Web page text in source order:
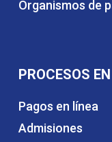
Organismos de
PROCESOS
Pagos en línea
Admisiones